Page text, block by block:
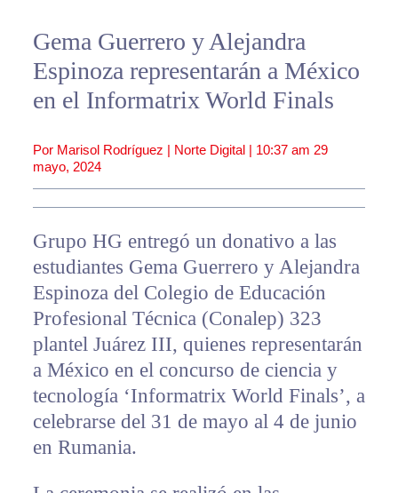
Gema Guerrero y Alejandra
Espinoza representarán a México
en el Informatrix World Finals
Por Marisol Rodríguez | Norte Digital | 10:37 am 29
mayo, 2024
Grupo HG entregó un donativo a las
estudiantes Gema Guerrero y Alejandra
Espinoza del Colegio de Educación
Profesional Técnica (Conalep) 323
plantel Juárez III, quienes representarán
a México en el concurso de ciencia y
tecnología ‘Informatrix World Finals’, a
celebrarse del 31 de mayo al 4 de junio
en Rumania.